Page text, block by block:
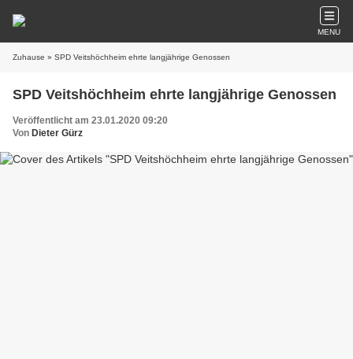
MENU
Zuhause » SPD Veitshöchheim ehrte langjährige Genossen
SPD Veitshöchheim ehrte langjährige Genossen
Veröffentlicht am 23.01.2020 09:20
Von Dieter Gürz